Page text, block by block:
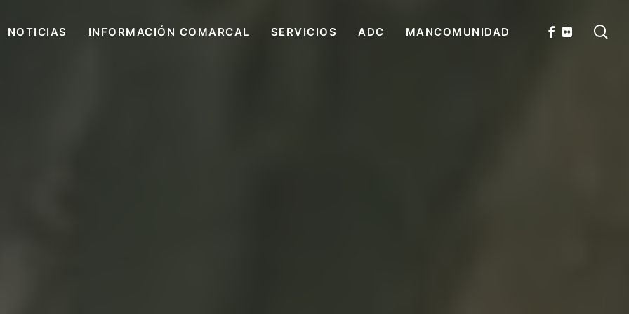
NOTICIAS INFORMACIÓN COMARCAL SERVICIOS ADC MANCOMUNIDAD FACEBOOK
FLICKR